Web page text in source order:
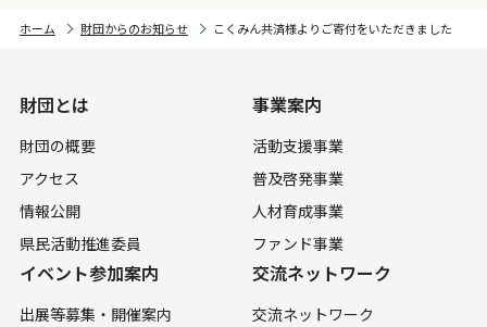
ホーム 財団からのお知らせ こくみん共済様よりご寄付をいただきました
財団とは
財団の概要
アクセス
情報公開
県民活動推進委員
事業案内
活動支援事業
普及啓発事業
人材育成事業
ファンド事業
イベント参加案内
出展等募集・開催案内
交流ネットワーク
交流ネットワーク